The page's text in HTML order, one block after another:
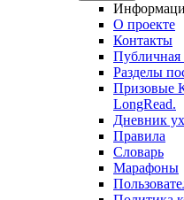
О проекте
Контакты
Публичная
Разделы
Призовые
LongRead.
Дневник
Правила
Словарь
Марафоны